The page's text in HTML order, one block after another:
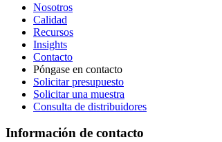
Nosotros
Calidad
Recursos
Insights
Contacto
Póngase en contacto
Solicitar presupuesto
Solicitar una muestra
Consulta de distribuidores
Información de contacto